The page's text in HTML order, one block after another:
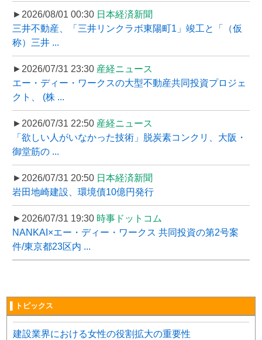
►2026/08/01 00:30 日本経済新聞
三井不動産、「三井リンクラボ東陽町1」竣工と「（仮
称）三井 ...
►2026/07/31 23:30 産経ニュース
エー・ディー・ワークスの大型不動産共同投資プロジェ
クト、 (株 ...
►2026/07/31 22:50 産経ニュース
「欲しい人がいなかった技術」脱炭素コンクリ、大阪・
御堂筋の ...
►2026/07/31 20:50 日本経済新聞
岩田地崎建設、環境債10億円発行
►2026/07/31 19:30 時事ドットコム
NANKAI×エー・ディー・ワークス 共同投資の第2号案
件/東京都23区内 ...
▌トピックス
建設業界における女性の役割拡大の重要性